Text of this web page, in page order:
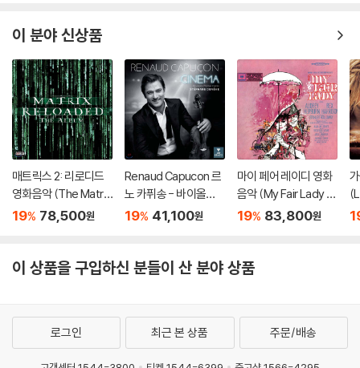
이 분야 신상품
매트릭스 2: 리로디드
영화음악 (The Matri
x: Reloaded OST)
19% 78,500원
Renaud Capucon 르
노 카퓌송 - 바이올린
으로 연주한 영화음악
19% 41,100원
마이 페어 레이디 영화
음악 (My Fair Lady O
ST) [블루 컬러 2LP]
19% 83,800원
ll
이 상품을 구입하신 분들이 산 분야 상품
로그인 최근 본 상품 주문/배송